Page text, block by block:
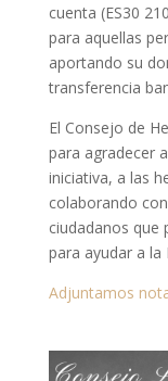
cuenta (ES30
para aquellas
aportando su
transferencia
El Consejo de
para agradecer
iniciativa, a las
colaborando
ciudadanos que
para ayudar a la
Adjuntamos